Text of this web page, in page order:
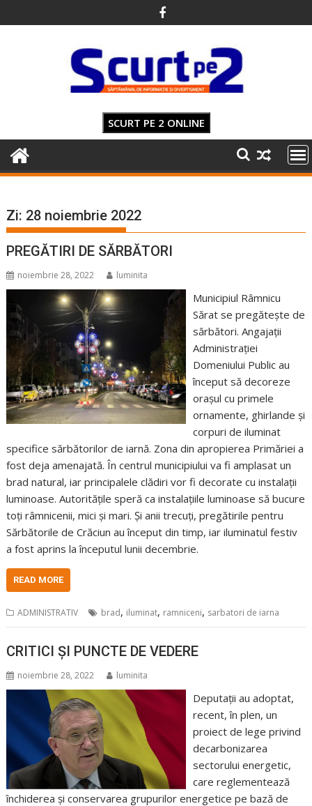
to
SCURT PE 2 ONLINE
Zi: 28 noiembrie 2022
PREGĂTIRI DE SĂRBĂTORI
noiembrie 28, 2022 luminita
Municipiul Râmnicu
Sărat se pregătește de
sărbători. Angajații
Administrației
Domeniului Public au
început să decoreze
orașul cu primele
ornamente, ghirlande și
corpuri de iluminat
specifice sărbătorilor de iarnă. Zona din apropierea Primăriei a
fost deja amenajată. În centrul municipiului va fi amplasat un
brad natural, iar principalele clădiri vor fi decorate cu instalații
luminoase. Autoritățile speră ca instalațiile luminoase să bucure
toți râmnicenii, mici și mari. Și anii trecuți, pregătirile pentru
Sărbătorile de Crăciun au început din timp, iar iluminatul festiv
a fost aprins la începutul lunii decembrie.
READ MORE
ADMINISTRATIV brad, iluminat, ramniceni, sarbatori de iarna
CRITICI ȘI PUNCTE DE VEDERE
noiembrie 28, 2022 luminita
Deputații au adoptat,
recent, în plen, un
proiect de lege privind
decarbonizarea
sectorului energetic,
care reglementează
închiderea și conservarea grupurilor energetice pe bază de